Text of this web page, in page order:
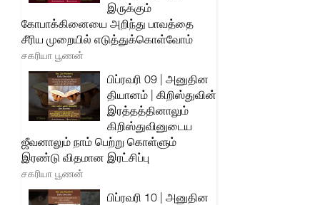
இருக்கும்
கோபாக்கினையை அறிந்து பாவத்தை
சீரிய முறையில் எடுத்துக்கொள்வோம்
சகரியா பூணன்
பிப்ரவரி 09 | அனுதின
தியானம் | கிறிஸ்துவின்
இரத்தத்தினாலும்
கிறிஸ்துவினுடைய
ஜீவனாலும் நாம் பெற்று கொள்ளும்
இரண்டு விதமான இரட்சிப்பு
சகரியா பூணன்
பிப்ரவரி 10 | அனுதின